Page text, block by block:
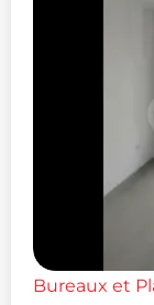
Bureaux et